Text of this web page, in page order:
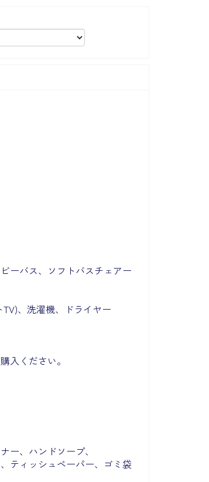
ーバス、ソフトバスチェアー
、 洗濯機、ドライヤー
入ください。
ー、ハンドソープ、
ティッシュペーパー、ゴミ袋